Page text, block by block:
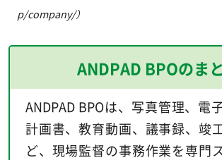
p/company/）
ANDPAD BPOのま
ANDPAD BPOは、写真管理、電
計画書、教育動画、議事録、竣
ど、現場監督の事務作業を専門